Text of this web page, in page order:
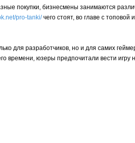
покупки, бизнесмены занимаются
pro-tanki/чего стоят, во главе с топовой
для разработчиков, но и для самих
времени, юзеры предпочитали вести